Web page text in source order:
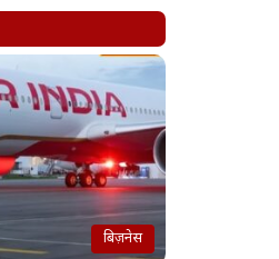
बिज़नेस